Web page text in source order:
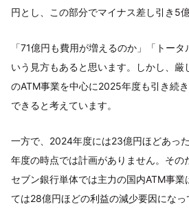
円とし、この部分でマイナス差し引き5億
「71億円も費用が増えるのか」「トー
いう見方もあると思います。しかし、厳
のATM事業を中心に2025年度も引き続
できると考えています。
一方で、2024年度には23億円ほどあっ
年度の時点では計画がありません。その
セブン銀行単体では主力の国内ATM事業
ては28億円ほどの利益の減少要因になっ